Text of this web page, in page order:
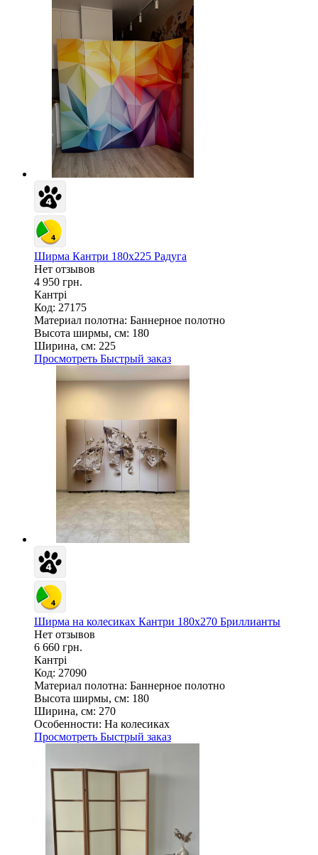
Ширма Кантри 180х225 Радуга
Нет отзывов
4 950 грн.
Кантрі
Код: 27175
Материал полотна: Баннерное полотно
Высота ширмы, см: 180
Ширина, см: 225
Просмотреть Быстрый заказ
Ширма на колесиках Кантри 180х270 Бриллианты
Нет отзывов
6 660 грн.
Кантрі
Код: 27090
Материал полотна: Баннерное полотно
Высота ширмы, см: 180
Ширина, см: 270
Особенности: На колесиках
Просмотреть Быстрый заказ